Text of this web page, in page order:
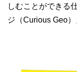
しむことができる
ジ（Curious Geo）